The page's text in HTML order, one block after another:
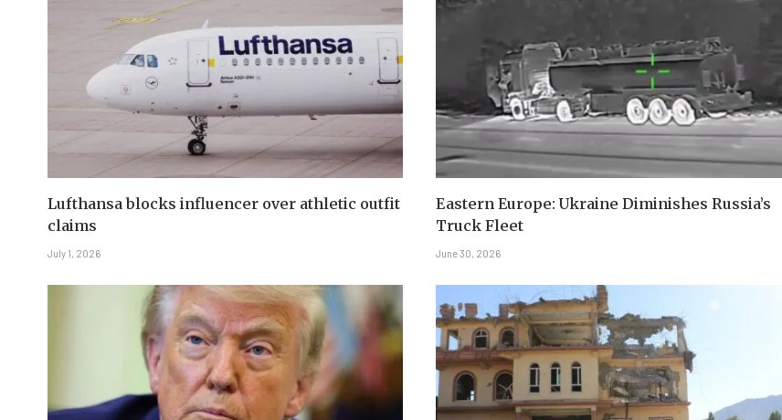
Lufthansa blocks influencer over athletic outfit
claims
July 1, 2026
Eastern Europe: Ukraine Diminishes Russia’s
Truck Fleet
June 30, 2026